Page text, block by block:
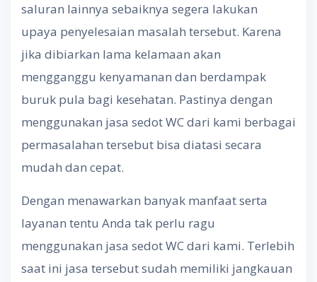
saluran lainnya sebaiknya segera lakukan
upaya penyelesaian masalah tersebut. Karena
jika dibiarkan lama kelamaan akan
mengganggu kenyamanan dan berdampak
buruk pula bagi kesehatan. Pastinya dengan
menggunakan jasa sedot WC dari kami berbagai
permasalahan tersebut bisa diatasi secara
mudah dan cepat.
Dengan menawarkan banyak manfaat serta
layanan tentu Anda tak perlu ragu
menggunakan jasa sedot WC dari kami. Terlebih
saat ini jasa tersebut sudah memiliki jangkauan